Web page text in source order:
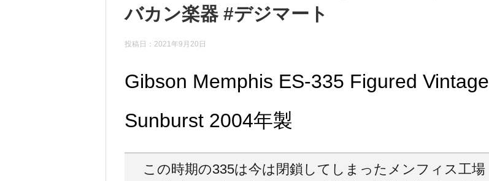
バカン楽器 #デジマート
投稿日： 2021年9月20日
Gibson Memphis ES-335 Figured Vintage
Sunburst 2004年製
この時期の335は今は閉鎖してしまったメンフィス工場